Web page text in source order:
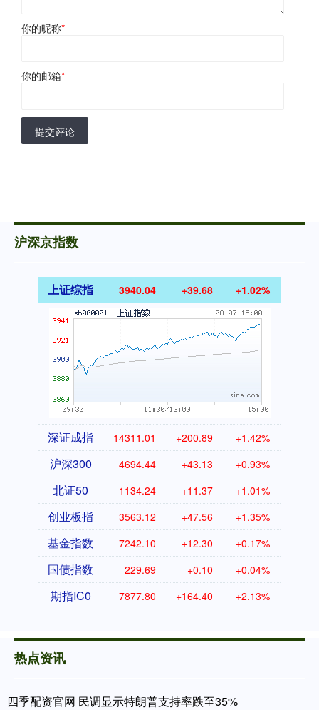
你的昵称*
你的邮箱*
提交评论
沪深京指数
上证综指 3940.04 +39.68 +1.02%
深证成指 14311.01 +200.89 +1.42%
沪深300 4694.44 +43.13 +0.93%
北证50 1134.24 +11.37 +1.01%
创业板指 3563.12 +47.56 +1.35%
基金指数 7242.10 +12.30 +0.17%
国债指数 229.69 +0.10 +0.04%
期指IC0 7877.80 +164.40 +2.13%
热点资讯
四季配资官网 民调显示特朗普支持率跌至35%